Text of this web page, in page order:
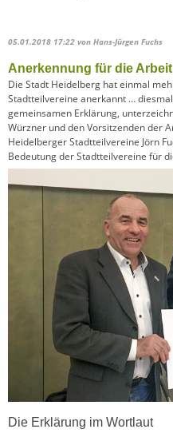
05.01.2018 17:22 von Hans-Jürgen Fuchs
Anerkennung für die
Die Stadt Heidelberg hat einmal
Stadtteilvereine anerkannt …
gemeinsamen Erklärung,
Würzner und den Vorsitzenden der
Heidelberger Stadtteilvereine Jörn
Bedeutung der Stadtteilvereine für
Die Erklärung im Wortlaut